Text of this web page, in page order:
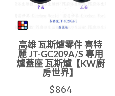
高雄 瓦斯爐零件 喜特
麗 JT-GC209A/S 專用
爐蓋座 瓦斯爐【KW廚
房世界】
$864